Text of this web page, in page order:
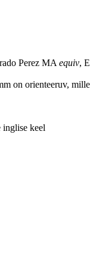
Perez MA equiv,
on orienteeruv,
keel